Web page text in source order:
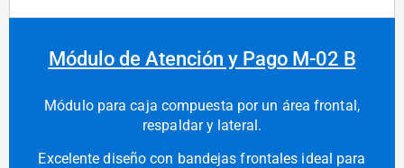
Módulo de Atención y Pago M-02 B
Módulo para caja compuesta por un área frontal,
respaldar y lateral.
Excelente diseño con bandejas frontales ideal para